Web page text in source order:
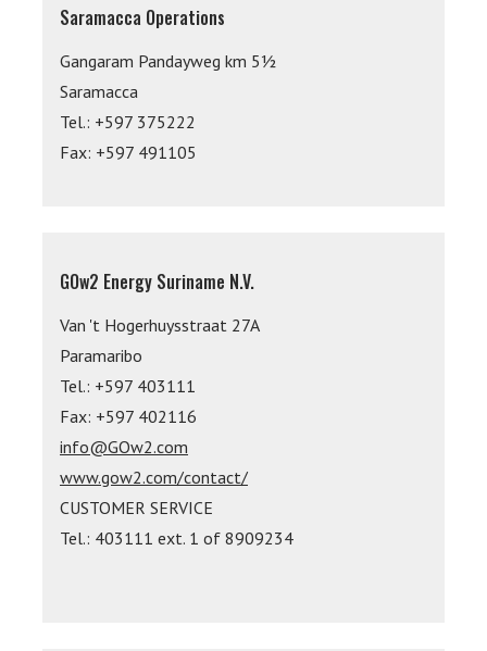
Saramacca Operations
Gangaram Pandayweg km 5½
Saramacca
Tel.: +597 375222
Fax: +597 491105
GOw2 Energy Suriname N.V.
Van 't Hogerhuysstraat 27A
Paramaribo
Tel.: +597 403111
Fax: +597 402116
info@GOw2.com
www.gow2.com/contact/
CUSTOMER SERVICE
Tel.: 403111 ext. 1 of 8909234